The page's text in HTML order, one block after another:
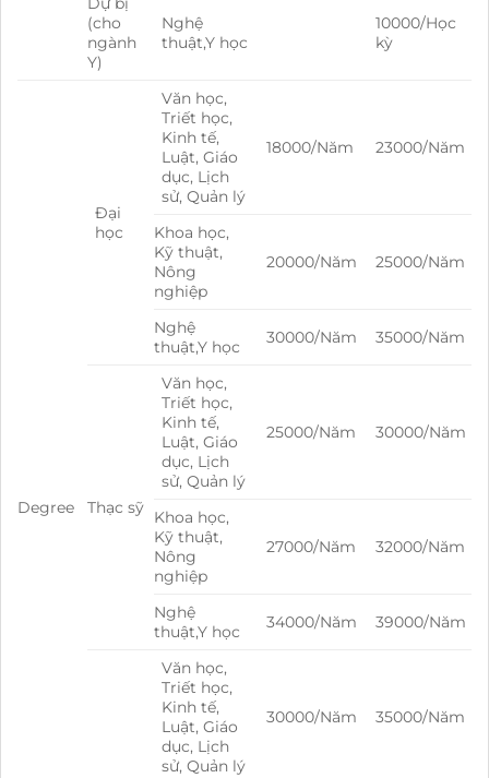
(cho
ngành
Y)
Nghệ
thuật,Y học
10000/Học
kỳ
Degree
Đại
học
Văn học,
Triết học,
Kinh tế,
Luật, Giáo
dục, Lịch
sử, Quản lý
18000/Năm 23000/Năm
Khoa học,
Kỹ thuật,
Nông
nghiệp
20000/Năm 25000/Năm
Nghệ
thuật,Y học
30000/Năm 35000/Năm
Thạc sỹ
Văn học,
Triết học,
Kinh tế,
Luật, Giáo
dục, Lịch
sử, Quản lý
25000/Năm 30000/Năm
Khoa học,
Kỹ thuật,
Nông
nghiệp
27000/Năm 32000/Năm
Nghệ
thuật,Y học
34000/Năm 39000/Năm
Văn học,
Triết học,
Kinh tế,
Luật, Giáo
dục, Lịch
sử, Quản lý
30000/Năm 35000/Năm